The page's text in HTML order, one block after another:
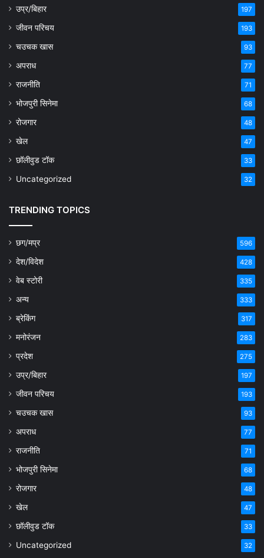
उप्र/बिहार 197
जीवन परिचय 193
चउचक खास 93
अपराध 77
राजनीति 71
भोजपुरी सिनेमा 68
रोजगार 48
खेल 47
छॉलीवुड टॉक 33
Uncategorized 32
TRENDING TOPICS
छग/मप्र 596
देश/विदेश 428
वेब स्टोरी 335
अन्य 333
ब्रेकिंग 317
मनोरंजन 283
प्रदेश 275
उप्र/बिहार 197
जीवन परिचय 193
चउचक खास 93
अपराध 77
राजनीति 71
भोजपुरी सिनेमा 68
रोजगार 48
खेल 47
छॉलीवुड टॉक 33
Uncategorized 32